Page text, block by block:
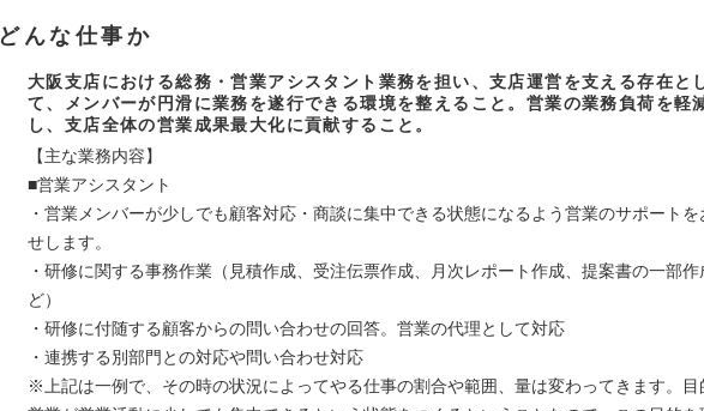
どんな仕事か
大阪支店における総務・営業アシスタント業務を担い、支店運営を支える存在と
て、メンバーが円滑に業務を遂行できる環境を整えること。営業の業務負荷を軽
し、支店全体の営業成果最大化に貢献すること。
【主な業務内容】
■営業アシスタント
・営業メンバーが少しでも顧客対応・商談に集中できる状態になるよう営業のサポートを
せします。
・研修に関する事務作業（見積作成、受注伝票作成、月次レポート作成、提案書の一部作
ど）
・研修に付随する顧客からの問い合わせの回答。営業の代理として対応
・連携する別部門との対応や問い合わせ対応
※上記は一例で、その時の状況によってやる仕事の割合や範囲、量は変わってきます。目